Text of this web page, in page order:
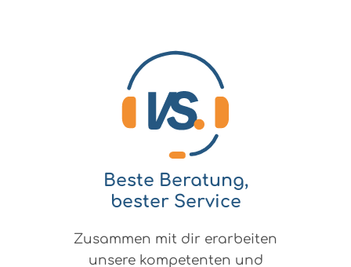
Beste Beratung,
bester Service
Zusammen mit dir erarbeiten
unsere kompetenten und